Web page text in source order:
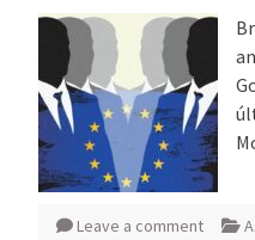
Leave a comment